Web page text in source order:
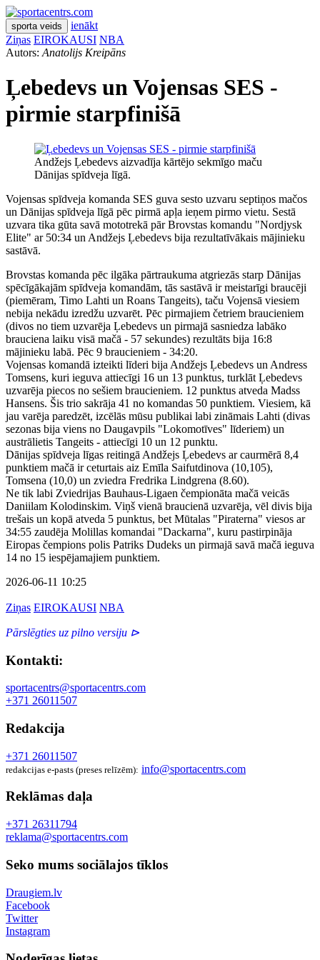
sporta veids
ienākt
Ziņas EIROKAUSI NBA
Autors: Anatolijs Kreipāns
Ļebedevs un Vojensas SES -
pirmie starpfinišā
Andžejs Ļebedevs aizvadīja kārtējo sekmīgo maču
Dānijas spīdveja līgā.
Vojensas spīdveja komanda SES guva sesto uzvaru septiņos mačos
un Dānijas spīdveja līgā pēc pirmā apļa ieņem pirmo vietu. Sestā
uzvara tika gūta savā mototrekā pār Brovstas komandu "Nordjysk
Elite" ar 50:34 un Andžejs Ļebedevs bija rezultatīvākais mājinieku
sastāvā.
Brovstas komanda pēc ilgāka pārtraukuma atgriezās starp Dānijas
spēcīgākajām spīdveja komandām, tās sastāvā ir meistarīgi braucēji
(piemēram, Timo Lahti un Roans Tangeits), taču Vojensā viesiem
nebija nekādu izredžu uzvarēt. Pēc pirmajiem četriem braucieniem
(divos no tiem uzvarēja Ļebedevs un pirmajā sasniedza labāko
brauciena laiku visā mačā - 57 sekundes) rezultāts bija 16:8
mājinieku labā. Pēc 9 braucieniem - 34:20.
Vojensas komandā izteikti līderi bija Andžejs Ļebedevs un Andress
Tomsens, kuri ieguva attiecīgi 16 un 13 punktus, turklāt Ļebedevs
uzvarēja piecos no sešiem braucieniem. 12 punktus atveda Madss
Hansens. Šis trio sakrāja 41 no komandas 50 punktiem. Viesiem, kā
jau varēja paredzēt, izcēlās mūsu publikai labi zināmais Lahti (divas
sezonas bija viens no Daugavpils "Lokomotīves" līderiem) un
austrālietis Tangeits - attiecīgi 10 un 12 punktu.
Dānijas spīdveja līgas reitingā Andžejs Ļebedevs ar caurmērā 8,4
punktiem mačā ir ceturtais aiz Emīla Saifutdinova (10,105),
Tomsena (10,0) un zviedra Fredrika Lindgrena (8.60).
Ne tik labi Zviedrijas Bauhaus-Ligaen čempionāta mačā veicās
Daniilam Kolodinskim. Viņš vienā braucienā uzvarēja, vēl divis bija
trešais un kopā atveda 5 punktus, bet Mūtalas "Piraterna" viesos ar
34:55 zaudēja Molillas komandai "Dackarna", kuru pastirpināja
Eiropas čempions polis Patriks Dudeks un pirmajā savā mačā ieguva
14 no 15 iespējamajiem punktiem.
2026-06-11 10:25
Ziņas EIROKAUSI NBA
Pārslēgties uz pilno versiju ⊳
Kontakti:
sportacentrs@sportacentrs.com
+371 26011507
Redakcija
+371 26011507
redakcijas e-pasts (preses relīzēm): info@sportacentrs.com
Reklāmas daļa
+371 26311794
reklama@sportacentrs.com
Seko mums sociālajos tīklos
Draugiem.lv
Facebook
Twitter
Instagram